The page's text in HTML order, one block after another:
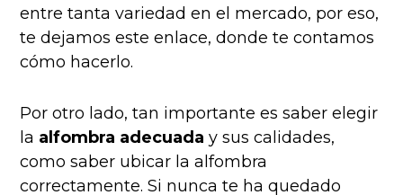
entre tanta variedad en el mercado, por eso,
te dejamos este enlace, donde te contamos
cómo hacerlo.
Por otro lado, tan importante es saber elegir
la alfombra adecuada y sus calidades,
como saber ubicar la alfombra
correctamente. Si nunca te ha quedado